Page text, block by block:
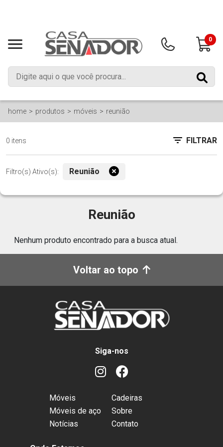
0
home produtos móveis reunião
0 itens FILTRAR
Filtro(s) Ativo(s): Reunião
Reunião
Nenhum produto encontrado para a busca atual.
Voltar ao topo
Siga-nos
Móveis
Cadeiras
Móveis de aço
Sobre
Notícias
Contato